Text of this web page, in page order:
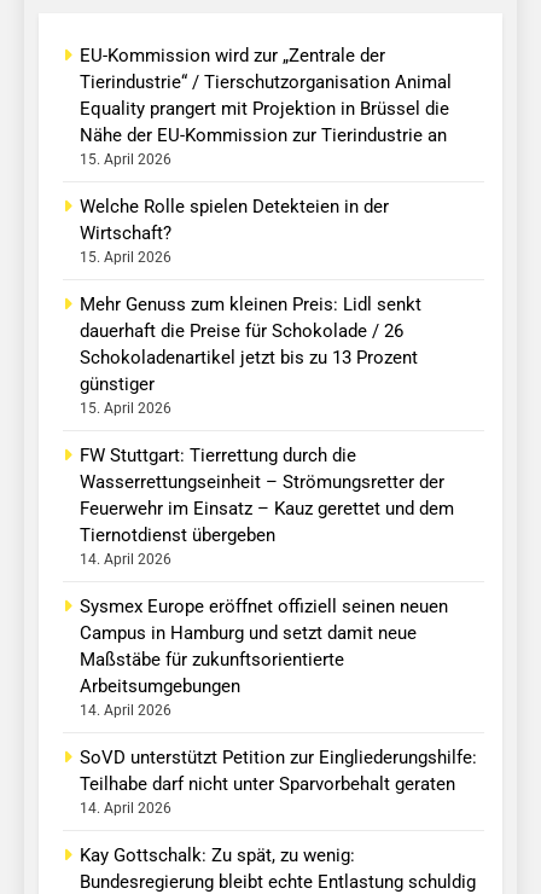
EU-Kommission wird zur „Zentrale der
Tierindustrie“ / Tierschutzorganisation Animal
Equality prangert mit Projektion in Brüssel die
Nähe der EU-Kommission zur Tierindustrie an
15. April 2026
Welche Rolle spielen Detekteien in der
Wirtschaft?
15. April 2026
Mehr Genuss zum kleinen Preis: Lidl senkt
dauerhaft die Preise für Schokolade / 26
Schokoladenartikel jetzt bis zu 13 Prozent
günstiger
15. April 2026
FW Stuttgart: Tierrettung durch die
Wasserrettungseinheit – Strömungsretter der
Feuerwehr im Einsatz – Kauz gerettet und dem
Tiernotdienst übergeben
14. April 2026
Sysmex Europe eröffnet offiziell seinen neuen
Campus in Hamburg und setzt damit neue
Maßstäbe für zukunftsorientierte
Arbeitsumgebungen
14. April 2026
SoVD unterstützt Petition zur Eingliederungshilfe:
Teilhabe darf nicht unter Sparvorbehalt geraten
14. April 2026
Kay Gottschalk: Zu spät, zu wenig:
Bundesregierung bleibt echte Entlastung schuldig